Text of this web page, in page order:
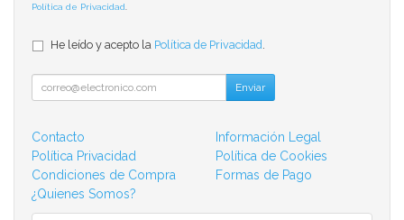
Política de Privacidad
He leído y acepto la Política de Privacidad
Enviar
Contacto
Información Legal
Política Privacidad
Política de Cookies
Condiciones de Compra
Formas de Pago
¿Quienes Somos?